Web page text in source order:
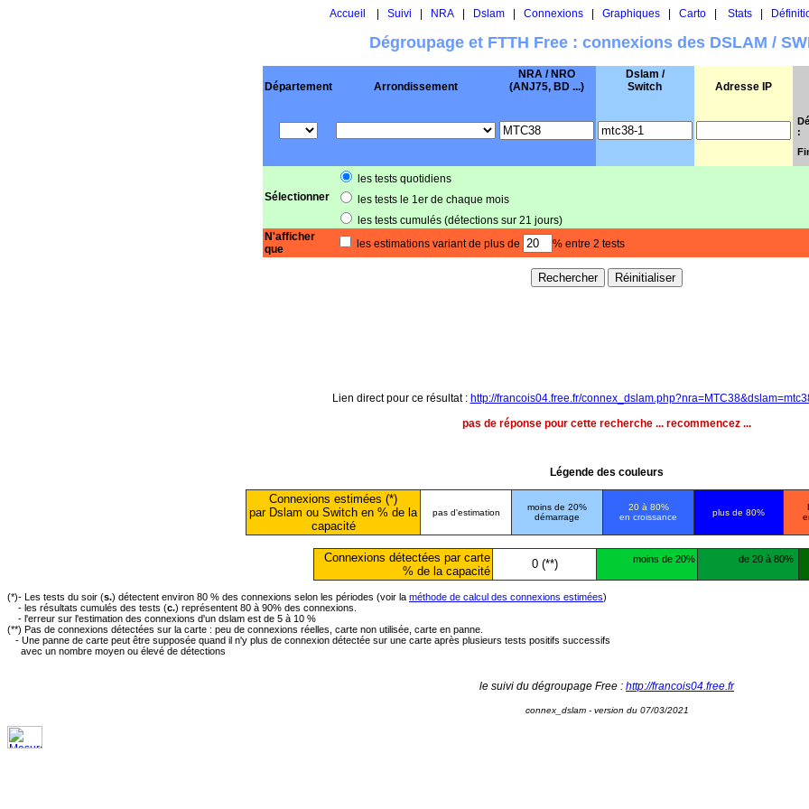
Accueil Suivi NRA| Dslam| Connexions| Graphiques| Carto| Stats|
Dégroupage et FTTH Free : connexions des DSLAM /
Département Arrondissement
NRA / NRO
(ANJ75, BD ...)
Dslam /
Switch
Adresse IP
:
Sélectionner
les tests quotidiens
les tests le 1er de chaque mois
les tests cumulés (détections sur 21 jours)
N'afficher
que
les estimations variant de plus de % entre 2 tests
Lien direct pour ce résultat : http://francois04.free.fr/
pas de réponse pour cette recherche ... recommencez ...
Légende des couleurs
Connexions estimées (*)
par Dslam ou Switch en % de la
capacité
pas d'estimation
moins de 20%
démarrage
20 à 80%
en croissance
plus de 80%
Connexions détectées par carte
% de la capacité
0 (**) moins de 20% de 20 à 80%
(*)- Les tests du soir (s.) détectent environ 80 % des connexions selon les périodes (voir la méthode de calcul des connexions estimées)
- les résultats cumulés des tests (c.) représentent 80 à 90% des connexions.
- l'erreur sur l'estimation des connexions d'un dslam est de 5 à 10 %
(**) Pas de connexions détectées sur la carte : peu de connexions réelles, carte non utilisée, carte en panne.
- Une panne de carte peut être supposée quand il n'y plus de connexion détectée sur une carte après plusieurs tests positifs successifs
avec un nombre moyen ou élevé de détections
le suivi du dégroupage Free : http://francois04.free.fr
connex_dslam - version du 07/03/2021